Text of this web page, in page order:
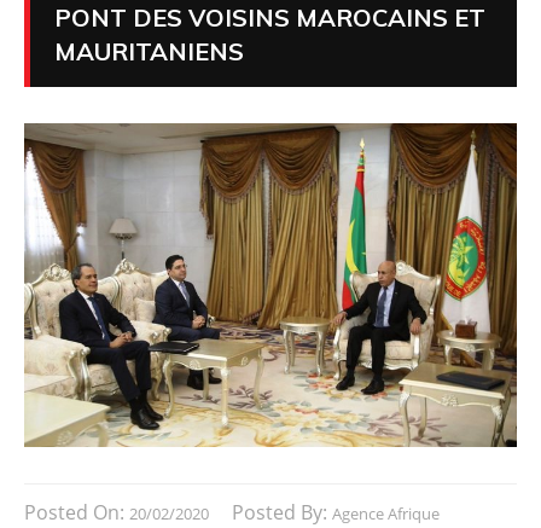
PONT DES VOISINS MAROCAINS ET
MAURITANIENS
Posted On: 20/02/2020 Posted By: Agence Afrique